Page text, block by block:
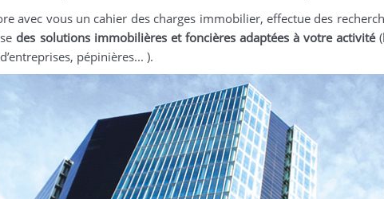
avec vous un cahier des charges immobilier, effectue des
des solutions immobilières et foncières adaptées à votre activité
pépinières... ).